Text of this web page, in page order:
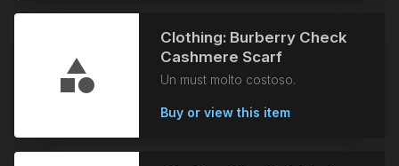
Clothing: Burberry Check
Cashmere Scarf
Un must molto costoso.
Buy or view this item